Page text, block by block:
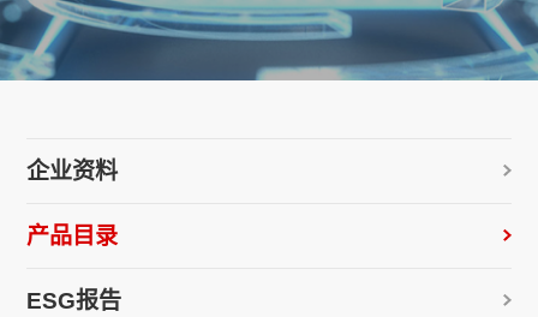
企业资料
产品目录
ESG报告